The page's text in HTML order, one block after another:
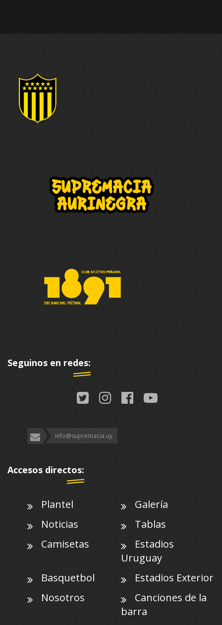
Seguinos en redes:
info@supremacia.uy
Accesos directos:
Plantel
Galería
Noticias
Tablas
Camisetas
Estadios
Uruguay
Basquetbol
Estadios Exterior
Nosotros
Canciones de la
barra